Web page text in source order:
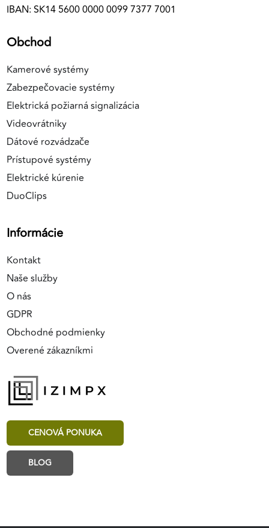
IBAN: SK14 5600 0000 0099 7377 7001
Obchod
Kamerové systémy
Zabezpečovacie systémy
Elektrická požiarná signalizácia
Videovrátniky
Dátové rozvádzače
Prístupové systémy
Elektrické kúrenie
DuoClips
Informácie
Kontakt
Naše služby
O nás
GDPR
Obchodné podmienky
Overené zákazníkmi
CENOVÁ PONUKA
BLOG